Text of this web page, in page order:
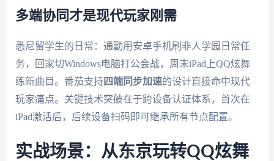
多端协同才是现代玩家刚需
悉尼留学生的日常：通勤用安卓手机刷非人学园日常任
务，回家切Windows电脑打公会战，周末iPad上QQ炫舞
练新曲目。番茄支持四端同步加速的设计直接命中现代
玩家痛点。关键技术突破在于跨设备认证体系，首次在
iPad激活后，后续设备扫码即可继承所有节点配置。
实战场景：从东京玩转QQ炫舞